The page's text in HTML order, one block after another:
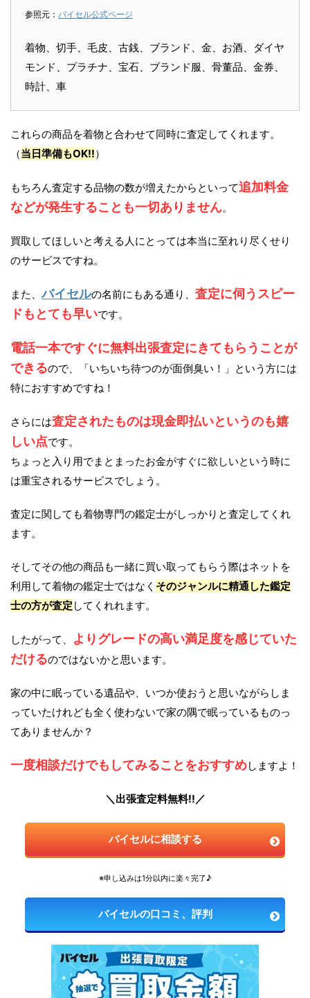
参照元： バイセル公式ページ
着物、切手、毛皮、古銭、ブランド、金、お酒、ダイヤ
モンド、プラチナ、宝石、ブランド服、骨董品、金券、
時計、車
これらの商品を着物と合わせて同時に査定してくれます。
（当日準備もOK!!）
もちろん査定する品物の数が増えたからといって追加料金
などが発生することも一切ありません。
買取してほしいと考える人にとっては本当に至れり尽くせり
のサービスですね。
また、バイセルの名前にもある通り、 査定に伺うスピー
ドもとても早いです。
電話一本ですぐに無料出張査定にきてもらうことが
できるので、「いちいち待つのが面倒臭い！」という方には
特におすすめですね！
さらには査定されたものは現金即払いというのも嬉
しい点です。
ちょっと入り用でまとまったお金がすぐに欲しいという時に
は重宝されるサービスでしょう。
査定に関しても着物専門の鑑定士がしっかりと査定してくれ
ます。
そしてその他の商品も一緒に買い取ってもらう際はネットを
利用して着物の鑑定士ではなく そのジャンルに精通した鑑定
士の方が査定 してくれれます。
したがって、
よりグレードの高い満足度を感じていた
だけるのではないかと思います。
家の中に眠っている遺品や、いつか使おうと思いながらしま
っていたけれども全く使わないで家の隅で眠っているものっ
てありませんか？
一度相談だけでもしてみることをおすすめしますよ！
＼出張査定料無料!!／
バイセルに相談する
※申し込みは1分以内に楽々完了♪
バイセルの口コミ、評判